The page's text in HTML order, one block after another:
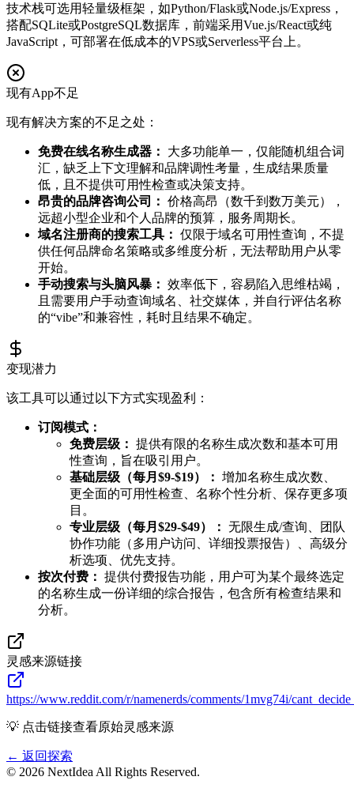
技术栈可选用轻量级框架，如Python/Flask或Node.js/Express，
搭配SQLite或PostgreSQL数据库，前端采用Vue.js/React或纯
JavaScript，可部署在低成本的VPS或Serverless平台上。
现有App不足
现有解决方案的不足之处：
免费在线名称生成器：
大多功能单一，仅能随机组合词
汇，缺乏上下文理解和品牌调性考量，生成结果质量
低，且不提供可用性检查或决策支持。
昂贵的品牌咨询公司： 价格高昂（数千到数万美元），
远超小型企业和个人品牌的预算，服务周期长。
域名注册商的搜索工具： 仅限于域名可用性查询，不提
供任何品牌命名策略或多维度分析，无法帮助用户从零
开始。
手动搜索与头脑风暴： 效率低下，容易陷入思维枯竭，
且需要用户手动查询域名、社交媒体，并自行评估名称
的“vibe”和兼容性，耗时且结果不确定。
变现潜力
该工具可以通过以下方式实现盈利：
订阅模式：
免费层级： 提供有限的名称生成次数和基本可用
性查询，旨在吸引用户。
基础层级（每月$9-$19）： 增加名称生成次数、
更全面的可用性检查、名称个性分析、保存更多项
目。
专业层级（每月$29-$49）： 无限生成/查询、团队
协作功能（多用户访问、详细投票报告）、高级分
析选项、优先支持。
按次付费： 提供付费报告功能，用户可为某个最终选定
的名称生成一份详细的综合报告，包含所有检查结果和
分析。
灵感来源链接
https://www.reddit.com/r/namenerds/comments/1mvg74i/
💡 点击链接查看原始灵感来源
← 返回探索
© 2026 NextIdea All Rights Reserved.